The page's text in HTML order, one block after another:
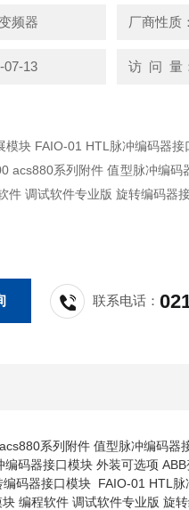
频器 厂商性质
07-13 访 问 量
可选项 ABB变
线适
件 调试软件专业版 旋转编码器
联系电话：
系列附件 值型脉冲编码器
码器接口模块 外装可选项
码器接口模块 FAIO-01 HTL
编程软件 调试软件专业版 旋